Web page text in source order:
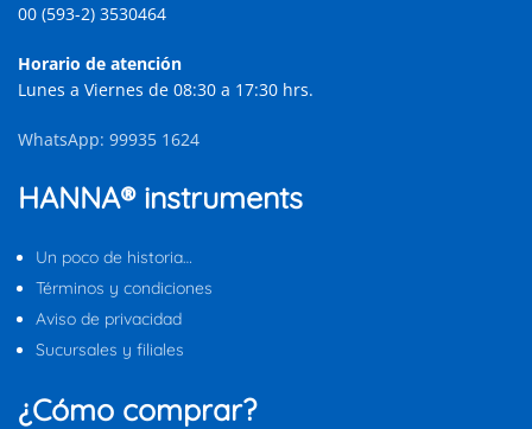
00 (593-2) 3530464
Horario de atención
Lunes a Viernes de 08:30 a 17:30 hrs.
WhatsApp: 99935 1624
HANNA® instruments
Un poco de historia…
Términos y condiciones
Aviso de privacidad
Sucursales y filiales
¿Cómo comprar?